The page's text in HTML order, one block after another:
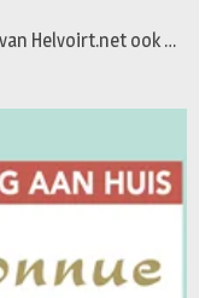
Helvoirt.net ook …